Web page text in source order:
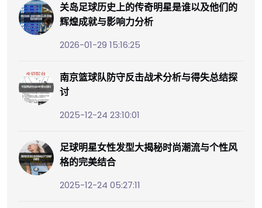
关岛足球历史上的传奇明星是谁以及他们的
辉煌成就与影响力分析
2026-01-29 15:16:25
南京篮球队防守反击战术分析与得失总结探
讨
2025-12-24 23:10:01
足球明星女性发型大揭秘时尚潮流与个性风
格的完美结合
2025-12-24 05:27:11